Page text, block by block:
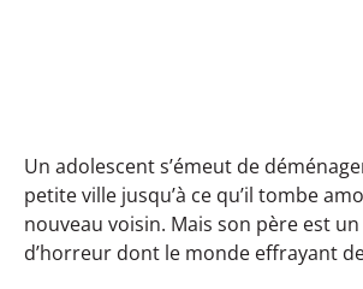
Un adolescent s’émeut de
petite ville jusqu’à ce qu’il tombe
nouveau voisin. Mais son père est
d’horreur dont le monde effrayant